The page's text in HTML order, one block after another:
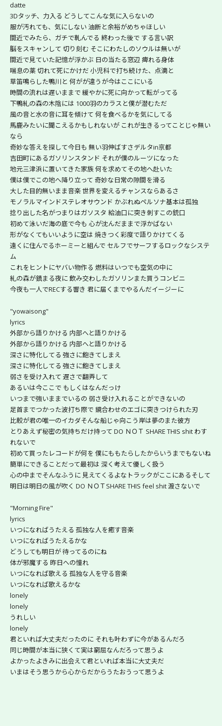
datte
3Dタッチ、力入る どうしてこんな気に入らないの
服が汚れても、気にしない 油断と余裕がめちゃほしい
間近でみたら、ガチで軋んでる 終わった後で する言い訳
脳をスキャンして 切り刻む そこにわたしのソウルは無いが
間近で見ていた記憶が浮かぶ 日の当たる窓辺 痺れる身体
喘息の薬 切れて死にかけだ 小児科で打ち続けた、点滴と
草笛鳴らした鴨川と 何がが違うが今はここにいる
時間の流れは遅いままで 緩やかに死に向かって転がってる
下鴨糺の森の木陰には 1000羽のカラスと僕が潜むただ
風の音と水の音に耳を傾けて 何を食べるかを気にしてる
馬鹿みたいに聞こえるかもしれないが これが生きるってことじゃ無い
なら
奇妙な答えを探して今日も 無い羽伸ばすさデルタin京都
吉田町にあるガソリンスタンド それが僕のルーツになった
地元三津浜に置いてきた家族 何を求めてその地へ赴いた
僕は僕でこの地へ降り立って 奇妙な日常の隙間を滑る
大した目的無いまま音楽 世界を変えるチャンスならあるさ
モノラルマインドステレオサウンド かぶれぬペルソナ基本は孤独
捻り出した名がつまりはガソスタ 給油口に突き刺すこの銃口
初めて泳いだ海の底で今も 心が沈んだままで浮かばない
形がなくてもいいように空は 焼きつく彩度で語りかけてくる
遠くに住んでるホーミーと組んで セルフでサーフするロックなシステ
ム
これをヒントにヤバい物作る 燃料はいつでも空気の中に
糺の森が鎮まる夜に 飲み交わしたガソリンまた買うコンビニ
今夜も一人でRECする響き 君に届くまでやるんだイージーに
"yowaisong"
lyrics
外部から語りかける 内部へと語りかける
外部から語りかける 内部へと語りかける
深さに特化してる 強さに飽きてしまえ
深さに特化してる 強さに飽きてしまえ
弱さを受け入れて 遅さで翻弄して
あるいは今ここで もしくはなんだっけ
いつまで強いままでいるの 弱さ受け入れることができないの
足首までつかった波打ち際で 鏡合わせのエゴに突きつけられた刃
比較が君の唯一のイカダそんな船じゃ向こう岸は夢のまた彼方
とりあえず秘密の気持ちだけ持って DO ＮＯＴ SHARE THIS shit わす
れないで
初めて買ったレコードが何を 僕にももたらしたからいうまでもないね
簡単にできることだって最初は 深く考えて優しく扱う
心の中までそんなふうに 見えてくるよなトラックがここにあるそして
明日は明日の風が吹く DO ＮＯＴSHARE THIS feel shit 渡さないで
"Morning Fire"
lyrics
いつになればうたえる 孤独な人を癒す音楽
いつになればうたえるかな
どうしても明日が 待ってるのにね
体が邪魔する 昨日への憧れ
いつになれば歌える 孤独な人を守る音楽
いつになれば歌えるかな
lonely
lonely
うれしい
lonely
君といれば大丈夫だったのに それも叶わずに今があるんだろ
同じ時間が本当に狭くて実は窮屈なんだろって思うよ
よかったよきみに出会えて君といれば本当に大丈夫だ
いまはそう思うから心からだからうたおうって思うよ